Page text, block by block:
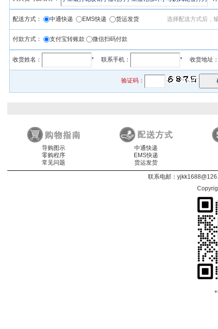
配送方式： 中通快递 EMS快递 货运发货 选择配送方式后，
付款方式： 支付宝转账款 微信扫码付款
收货姓名： * 联系手机： * 收货地址
验证码：
导购图示
零购程序
常见问题
中通快递
EMS快递
货运发货
联系电邮：